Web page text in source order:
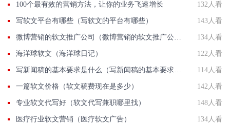
100个最有效的营销方法，让你的业务飞速增长 132人看
写软文平台有哪些（写软文的平台有哪些） 143人看
微博营销的软文推广公司（微博营销的软文推广公司可靠吗） 134人看
海洋球软文（海洋球日记） 122人看
写新闻稿的基本要求是什么（写新闻稿的基本要求是什么呢） 114人看
一篇软文价格（软文稿费现在是多少） 142人看
专业软文代写好（软文代写兼职哪里找） 148人看
医疗行业软文营销（医疗软文广告） 134人看